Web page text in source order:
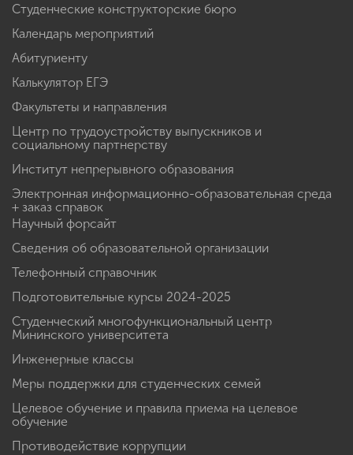
Студенческие конструкторские бюро
Календарь мероприятий
Абитуриенту
Калькулятор ЕГЭ
Факультеты и направления
Центр по трудоустройству выпускников и
социальному партнерству
Институт непрерывного образования
Электронная информационно-образовательная среда
+ заказ справок
Научный форсайт
Сведения об образовательной организации
Телефонный справочник
Подготовительные курсы 2024-2025
Студенческий многофункциональный центр
Мининского университета
Инженерные классы
Меры поддержки для студенческих семей
Целевое обучение и правила приема на целевое
обучение
Противодействие коррупции